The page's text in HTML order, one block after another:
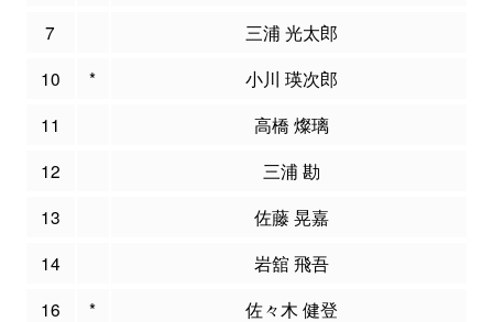
7
三浦 光太郎
10
* 小川 瑛次郎
11
高橋 燦璃
12
三浦 勘
13
佐藤 晃嘉
14
岩舘 飛吾
16
* 佐々木 健登